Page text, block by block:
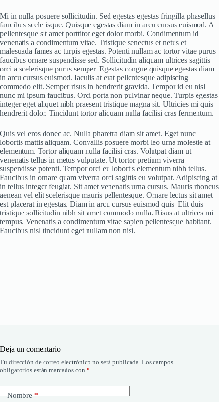
Mi in nulla posuere sollicitudin. Sed egestas egestas fringilla phasellus
faucibus scelerisque. Quisque egestas diam in arcu cursus euismod. A
pellentesque sit amet porttitor eget dolor morbi. Condimentum id
venenatis a condimentum vitae. Tristique senectus et netus et
malesuada fames ac turpis egestas. Potenti nullam ac tortor vitae purus
faucibus ornare suspendisse sed. Sollicitudin aliquam ultrices sagittis
orci a scelerisque purus semper. Egestas congue quisque egestas diam
in arcu cursus euismod. Iaculis at erat pellentesque adipiscing
commodo elit. Semper risus in hendrerit gravida. Tempor id eu nisl
nunc mi ipsum faucibus. Orci porta non pulvinar neque. Turpis egestas
integer eget aliquet nibh praesent tristique magna sit. Ultricies mi quis
hendrerit dolor. Tincidunt tortor aliquam nulla facilisi cras fermentum.
Quis vel eros donec ac. Nulla pharetra diam sit amet. Eget nunc
lobortis mattis aliquam. Convallis posuere morbi leo urna molestie at
elementum. Tortor aliquam nulla facilisi cras. Volutpat diam ut
venenatis tellus in metus vulputate. Ut tortor pretium viverra
suspendisse potenti. Tempor orci eu lobortis elementum nibh tellus.
Faucibus in ornare quam viverra orci sagittis eu volutpat. Adipiscing at
in tellus integer feugiat. Sit amet venenatis urna cursus. Mauris rhoncus
aenean vel elit scelerisque mauris pellentesque. Ornare lectus sit amet
est placerat in egestas. Diam in arcu cursus euismod quis. Elit duis
tristique sollicitudin nibh sit amet commodo nulla. Risus at ultrices mi
tempus. Venenatis a condimentum vitae sapien pellentesque habitant.
Faucibus nisl tincidunt eget nullam non nisi.
Deja un comentario
Tu dirección de correo electrónico no será publicada. Los campos
obligatorios están marcados con *
Nombre*